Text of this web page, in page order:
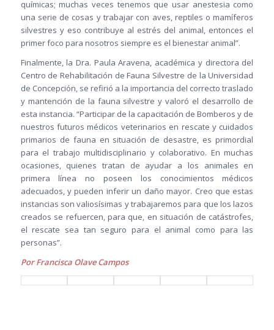
químicas; muchas veces tenemos que usar anestesia como
una serie de cosas y trabajar con aves, reptiles o mamíferos
silvestres y eso contribuye al estrés del animal, entonces el
primer foco para nosotros siempre es el bienestar animal”.
Finalmente, la Dra. Paula Aravena, académica y directora del
Centro de Rehabilitación de Fauna Silvestre de la Universidad
de Concepción, se refirió a la importancia del correcto traslado
y mantención de la fauna silvestre y valoró el desarrollo de
esta instancia. “Participar de la capacitación de Bomberos y de
nuestros futuros médicos veterinarios en rescate y cuidados
primarios de fauna en situación de desastre, es primordial
para el trabajo multidisciplinario y colaborativo. En muchas
ocasiones, quienes tratan de ayudar a los animales en
primera línea no poseen los conocimientos médicos
adecuados, y pueden inferir un daño mayor. Creo que estas
instancias son valiosísimas y trabajaremos para que los lazos
creados se refuercen, para que, en situación de catástrofes,
el rescate sea tan seguro para el animal como para las
personas”.
Por Francisca Olave Campos